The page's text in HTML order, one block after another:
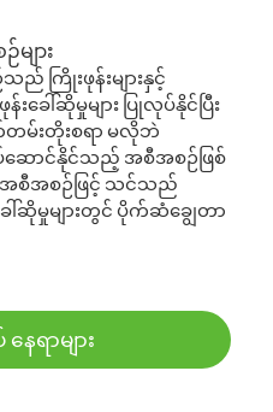
ျား
ကြိုးဖုန်းများနှင့်
ခေါ်ဆိုမှုများ ပြုလုပ်နိုင်ပြီး
းတိုးစရာ မလိုဘဲ
ောင်နိုင်သည့် အစီအစဉ်ဖြစ်
အစီအစဉ်ဖြင့် သင်သည်
ါ်ဆိုမှုများတွင် ပိုက်ဆံချွေတာ
ေရာများ